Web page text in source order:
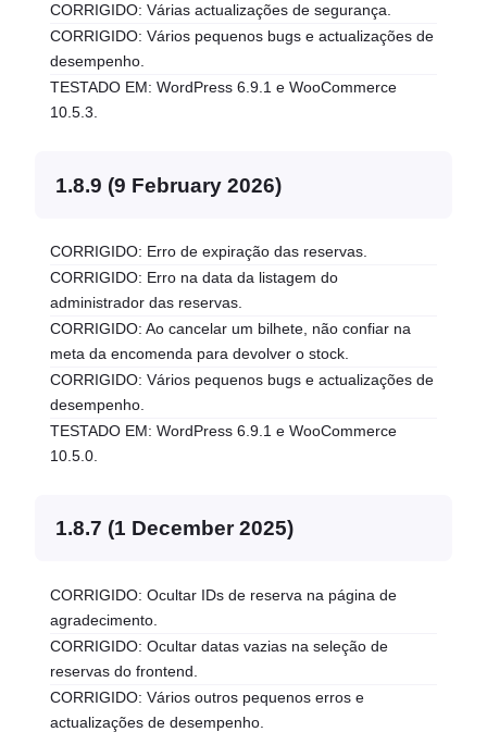
CORRIGIDO: Várias actualizações de segurança.
CORRIGIDO: Vários pequenos bugs e actualizações de
desempenho.
TESTADO EM: WordPress 6.9.1 e WooCommerce
10.5.3.
1.8.9 (9 February 2026)
CORRIGIDO: Erro de expiração das reservas.
CORRIGIDO: Erro na data da listagem do
administrador das reservas.
CORRIGIDO: Ao cancelar um bilhete, não confiar na
meta da encomenda para devolver o stock.
CORRIGIDO: Vários pequenos bugs e actualizações de
desempenho.
TESTADO EM: WordPress 6.9.1 e WooCommerce
10.5.0.
1.8.7 (1 December 2025)
CORRIGIDO: Ocultar IDs de reserva na página de
agradecimento.
CORRIGIDO: Ocultar datas vazias na seleção de
reservas do frontend.
CORRIGIDO: Vários outros pequenos erros e
actualizações de desempenho.